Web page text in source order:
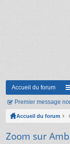
Accueil du forum
co
ur
Premier message
Accueil du forum
Zoom sur